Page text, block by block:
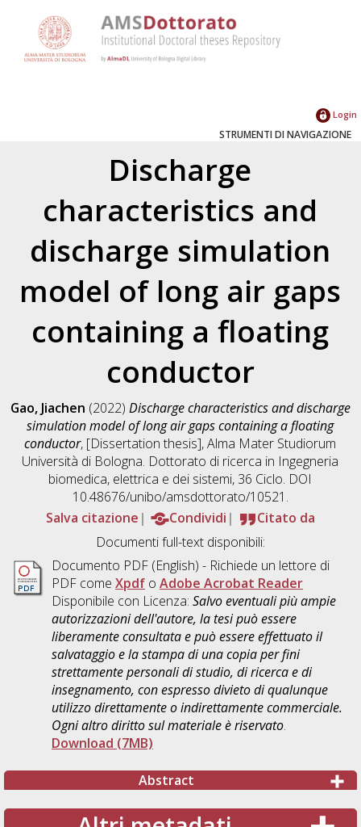
Login
STRUMENTI DI NAVIGAZIONE
Discharge
characteristics and
discharge simulation
model of long air gaps
containing a floating
conductor
Gao, Jiachen (2022) Discharge characteristics and discharge
simulation model of long air gaps containing a floating
conductor, [Dissertation thesis], Alma Mater Studiorum
Università di Bologna. Dottorato di ricerca in Ingegneria
biomedica, elettrica e dei sistemi, 36 Ciclo. DOI
10.48676/unibo/amsdottorato/10521.
Salva citazione
Condividi
Citato da
Documenti full-text disponibili:
Documento PDF(English) - Richiede un lettore di
PDF come Xpdfo Adobe Acrobat Reader
Disponibile con Licenza: Salvo eventuali più ampie
autorizzazioni dell'autore, la tesi può essere
liberamente consultata e può essere effettuato il
salvataggio e la stampa di una copia per fini
strettamente personali di studio, di ricerca e di
insegnamento, con espresso divieto di qualunque
utilizzo direttamente o indirettamente commerciale.
Ogni altro diritto sul materiale è riservato.
Download (7MB)
Abstract